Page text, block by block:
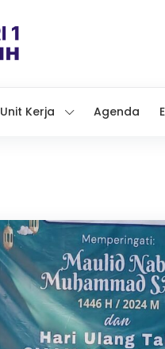
Unit Kerja Agenda